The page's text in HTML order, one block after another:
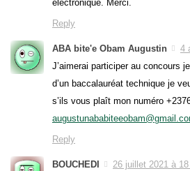
électronique. Merci.
Reply
ABA bite'e Obam Augustin
4
J’aimerai participer au concours
d’un baccalauréat technique je
s’ils vous plaît mon numéro
Reply
BOUCHEDI
26 juillet 2021 à